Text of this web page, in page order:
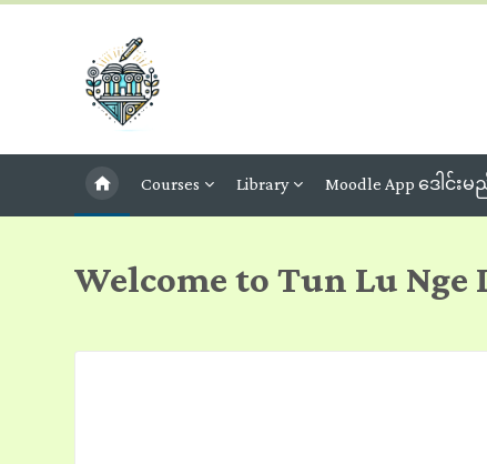
Courses Library Moodle App ဒေါင်း
Welcome to Tun Lu Nge